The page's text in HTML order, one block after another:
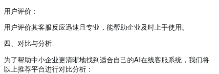
用户评价：
用户评价其客服反应迅速且专业，能帮助企业及时上手使用。
四、对比与分析
为了帮助中小企业更清晰地找到适合自己的AI在线客服系统，我们将
以上推荐平台进行对比分析：